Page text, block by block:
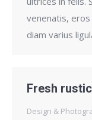
venenatis,
diam varius
Fresh
Design &